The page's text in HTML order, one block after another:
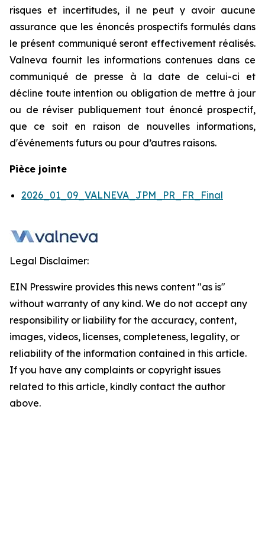
risques et incertitudes, il ne peut y avoir aucune
assurance que les énoncés prospectifs formulés dans
le présent communiqué seront effectivement réalisés.
Valneva fournit les informations contenues dans ce
communiqué de presse à la date de celui-ci et
décline toute intention ou obligation de mettre à jour
ou de réviser publiquement tout énoncé prospectif,
que ce soit en raison de nouvelles informations,
d'événements futurs ou pour d’autres raisons.
Pièce jointe
2026_01_09_VALNEVA_JPM_PR_FR_Final
Legal Disclaimer:
EIN Presswire provides this news content "as is"
without warranty of any kind. We do not accept any
responsibility or liability for the accuracy, content,
images, videos, licenses, completeness, legality, or
reliability of the information contained in this article.
If you have any complaints or copyright issues
related to this article, kindly contact the author
above.